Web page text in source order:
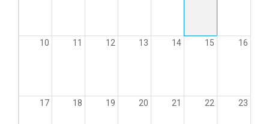
10 11 12 13 14 15 16
17 18 19 20 21 22 23